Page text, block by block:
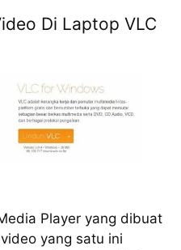
Di Laptop VLC
Plауеr yang dіbuаt
yang satu іnі